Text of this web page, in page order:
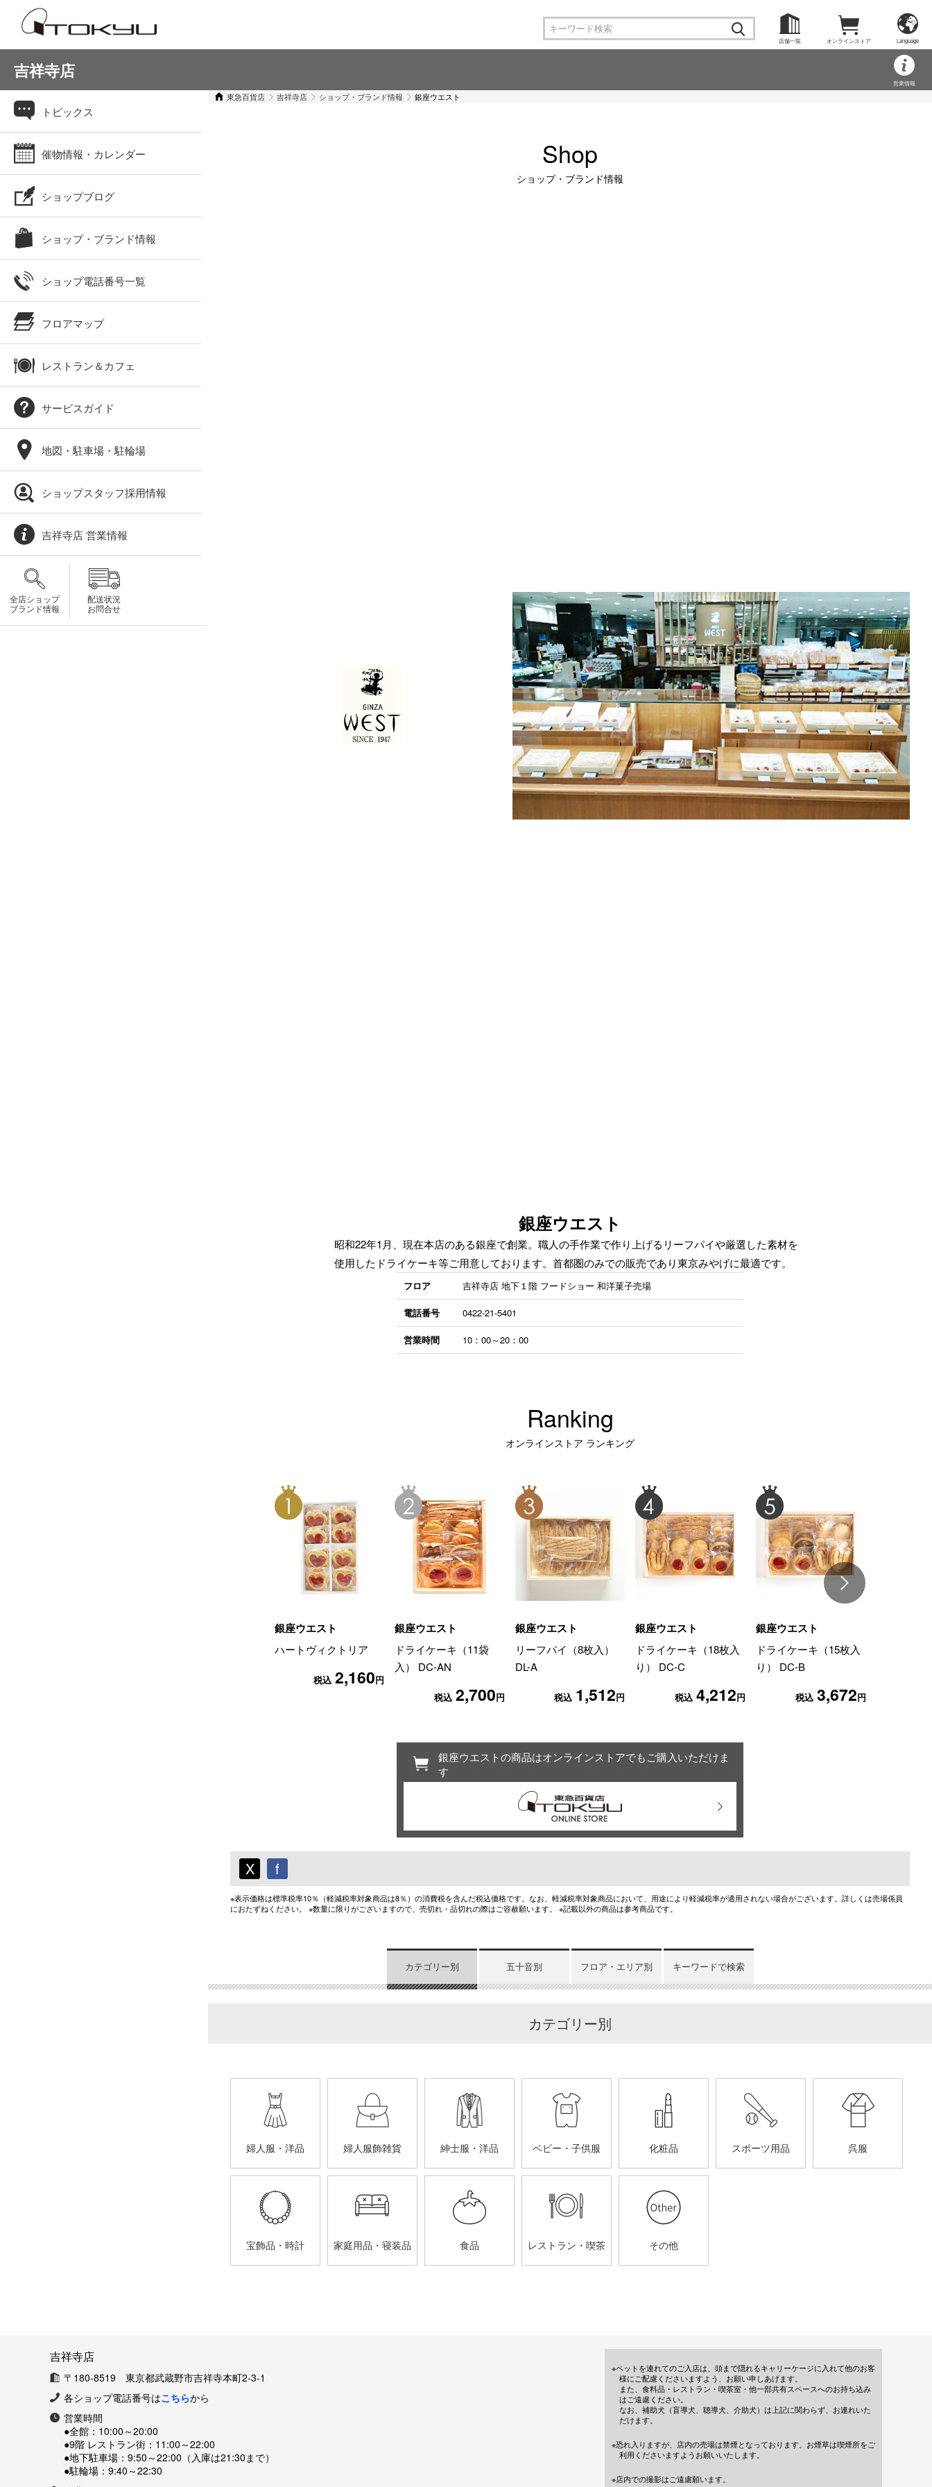
Language
オンラインストア
店舗一覧
吉祥寺店
営業情報
東急百貨店 吉祥寺店 ショップ・ブランド情報 銀座ウエスト
Shop
ショップ・ブランド情報
銀座ウエスト
昭和22年1月、現在本店のある銀座で創業。職人の手作業で作り上げるリーフパイや厳選した素材を
使用したドライケーキ等ご用意しております。首都圏のみでの販売であり東京みやげに最適です。
フロア 吉祥寺店 地下１階 フードショー 和洋菓子売場
電話番号 0422-21-5401
営業時間 10：00～20：00
Ranking
オンラインストア ランキング
銀座ウエスト
ハートヴィクトリア
税込 2,160円
銀座ウエスト
ドライケーキ（11袋
入） DC-AN
税込 2,700円
銀座ウエスト
リーフパイ（8枚入）
DL-A
税込 1,512円
銀座ウエスト
ドライケーキ（18枚入
り） DC-C
税込 4,212円
銀座ウエスト
ドライケーキ（15枚入
り） DC-B
税込 3,672円
銀座ウエストの商品はオンラインストアでもご購入いただけま
す
X f
※表示価格は標準税率10％（軽減税率対象商品は8％）の消費税を含んだ税込価格です。なお、軽減税率対象商品において、用途により軽減税率が適用されない場合がございます。詳しくは売場係員
におたずねください。 ※数量に限りがございますので、売切れ・品切れの際はご容赦願います。 ※記載以外の商品は参考商品です。
カテゴリー別 五十音別 フロア・エリア別 キーワードで検索
カテゴリー別
婦人服・洋品 婦人服飾雑貨 紳士服・洋品 ベビー・子供服 化粧品 スポーツ用品 呉服
宝飾品・時計 家庭用品・寝装品 食品 レストラン・喫茶 その他
トピックス
催物情報・カレンダー
ショップブログ
ショップ・ブランド情報
ショップ電話番号一覧
フロアマップ
レストラン＆カフェ
サービスガイド
地図・駐車場・駐輪場
ショップスタッフ採用情報
吉祥寺店 営業情報
全店ショップ
ブランド情報
配送状況
お問合せ
吉祥寺店
〒180-8519 東京都武蔵野市吉祥寺本町2-3-1
各ショップ電話番号はこちらから
営業時間
●全館： 10:00～20:00
●9階 レストラン街： 11:00～22:00
●地下駐車場： 9:50～22:00（入庫は21:30まで）
●駐輪場： 9:40～22:30
※ペットを連れてのご入店は、頭まで隠れるキャリーケージに入れて他のお客
様にご配慮くださいますよう、お願い申しあげます。
また、食料品・レストラン・喫茶室・他一部共有スペースへのお持ち込み
はご遠慮ください。
なお、補助犬（盲導犬、聴導犬、介助犬）は上記に関わらず、お連れいた
だけます。
※恐れ入りますが、店内の売場は禁煙となっております。お煙草は喫煙所をご
利用くださいますようお願いいたします。
※店内での撮影はご遠慮願います。